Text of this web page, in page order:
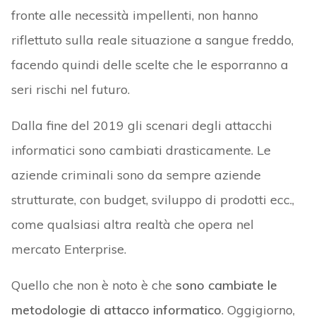
fronte alle necessità impellenti, non hanno
riflettuto sulla reale situazione a sangue freddo,
facendo quindi delle scelte che le esporranno a
seri rischi nel futuro.
Dalla fine del 2019 gli scenari degli attacchi
informatici sono cambiati drasticamente. Le
aziende criminali sono da sempre aziende
strutturate, con budget, sviluppo di prodotti ecc.,
come qualsiasi altra realtà che opera nel
mercato Enterprise.
Quello che non è noto è che sono cambiate le
metodologie di attacco informatico. Oggigiorno,